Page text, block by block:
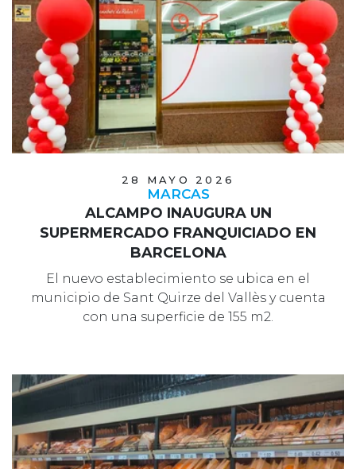
28 MAYO 2026
MARCAS
ALCAMPO INAUGURA UN
SUPERMERCADO FRANQUICIADO EN
BARCELONA
El nuevo establecimiento se ubica en el
municipio de Sant Quirze del Vallès y cuenta
con una superficie de 155 m2.